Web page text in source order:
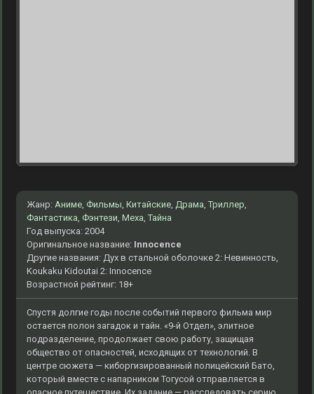
Жанр: Аниме, Фильмы, Китайские, Драма, Триллер,
Фантастика, Фэнтези, Меха, Тайна
Год выпуска: 2004
Оригинальное название: Innocence
Другие названия: Дух в стальной оболочке 2: Невинность,
Koukaku Kidoutai 2: Innocence
Возрастной рейтинг: 18+
Спустя долгие годы после событий первого фильма мир
остается полон загадок и тайн. «9-й Отдел», элитное
подразделение, продолжает свою работу, защищая
общество от опасностей, исходящих от технологий. В
центре сюжета — киборгизированный полицейский Бато,
который вместе с напарником Тогусой отправляется в